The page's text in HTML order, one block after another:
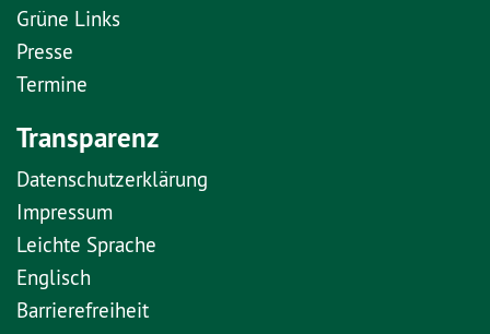
Grüne Links
Presse
Termine
Transparenz
Datenschutzerklärung
Impressum
Leichte Sprache
Englisch
Barrierefreiheit